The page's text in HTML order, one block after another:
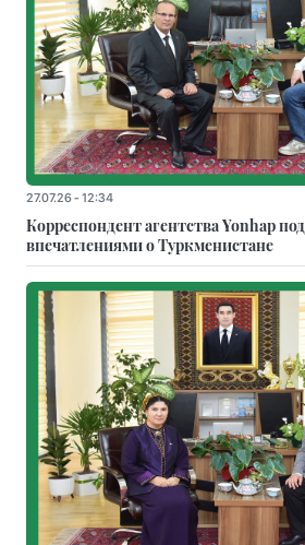
27.07.26 - 12:34
Корреспондент агентства Yonhap
впечатлениями о Туркменистане